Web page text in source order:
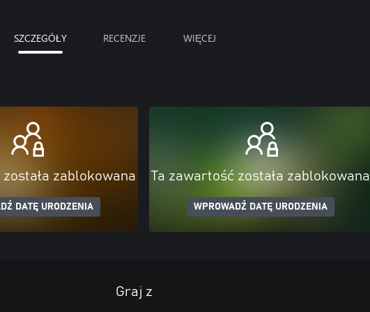
SZCZEGÓŁY RECENZJE WIĘCEJ
zablokowana
DATĘ URODZENIA
Ta zawartość została zablokowana
WPROWADŹ DATĘ URODZENIA
Graj z